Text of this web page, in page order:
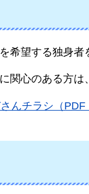
希望する独身者
関心のある方は
んチラシ（PDF